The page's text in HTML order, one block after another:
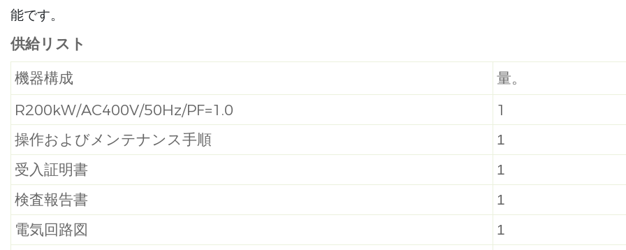
能です。
供給リスト
機器構成 量。
R200kW/AC400V/50Hz/PF=1.0 1
操作およびメンテナンス手順
1
受入証明書
1
検査報告書
1
電気回路図
1